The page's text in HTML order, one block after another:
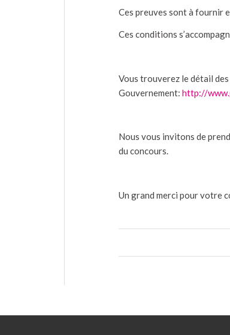
Ces preuves sont à fournir
Ces conditions
Vous trouverez le détail
Gouvernement: http://
Nous vous invitons de
du concours.
Un grand merci pour votre